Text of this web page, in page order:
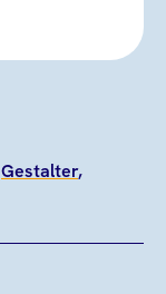
Gestalter